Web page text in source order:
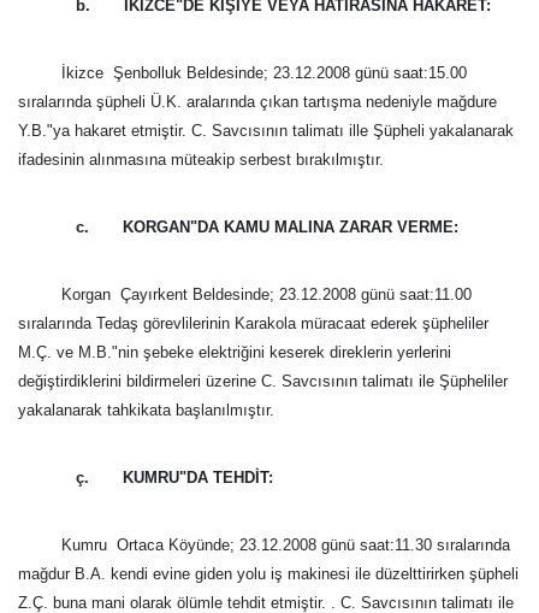
b. İKİZCE"DE KİŞİYE VEYA HATIRASINA HAKARET:
İkizce  Şenbolluk Beldesinde; 23.12.2008 günü saat:15.00
sıralarında şüpheli Ü.K. aralarında çıkan tartışma nedeniyle mağdure
Y.B."ya hakaret etmiştir. C. Savcısının talimatı ille Şüpheli yakalanarak
ifadesinin alınmasına müteakip serbest bırakılmıştır.
c. KORGAN"DA KAMU MALINA ZARAR VERME:
Korgan  Çayırkent Beldesinde; 23.12.2008 günü saat:11.00
sıralarında Tedaş görevlilerinin Karakola müracaat ederek şüpheliler
M.Ç. ve M.B."nin şebeke elektriğini keserek direklerin yerlerini
değiştirdiklerini bildirmeleri üzerine C. Savcısının talimatı ile Şüpheliler
yakalanarak tahkikata başlanılmıştır.
ç. KUMRU"DA TEHDİT:
Kumru  Ortaca Köyünde; 23.12.2008 günü saat:11.30 sıralarında
mağdur B.A. kendi evine giden yolu iş makinesi ile düzelttirirken şüpheli
Z.Ç. buna mani olarak ölümle tehdit etmiştir. . C. Savcısının talimatı ile